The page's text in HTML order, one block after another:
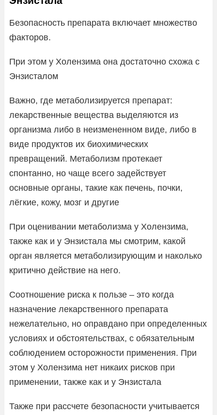
Безопасность препарата включает множество
факторов.
При этом у Холензима она достаточно схожа с
Энзисталом
Важно, где метаболизируется препарат:
лекарственные вещества выделяются из
организма либо в неизмененном виде, либо в
виде продуктов их биохимических
превращений. Метаболизм протекает
спонтанно, но чаще всего задействует
основные органы, такие как печень, почки,
лёгкие, кожу, мозг и другие
При оценивании метаболизма у Холензима,
также как и у Энзистала мы смотрим, какой
орган является метаболизирующим и наколько
критично действие на него.
Соотношение риска к пользе – это когда
назначение лекарственного препарата
нежелательно, но оправдано при определенных
условиях и обстоятельствах, с обязательным
соблюдением осторожности применения. При
этом у Холензима нет никаих рисков при
применении, также как и у Энзистала
Также при рассчете безопасности учитывается